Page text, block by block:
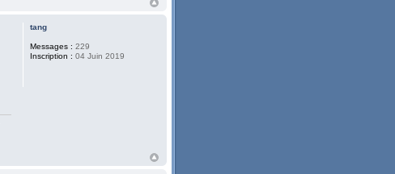
tang
Messages : 229
Inscription : 04 Juin 2019